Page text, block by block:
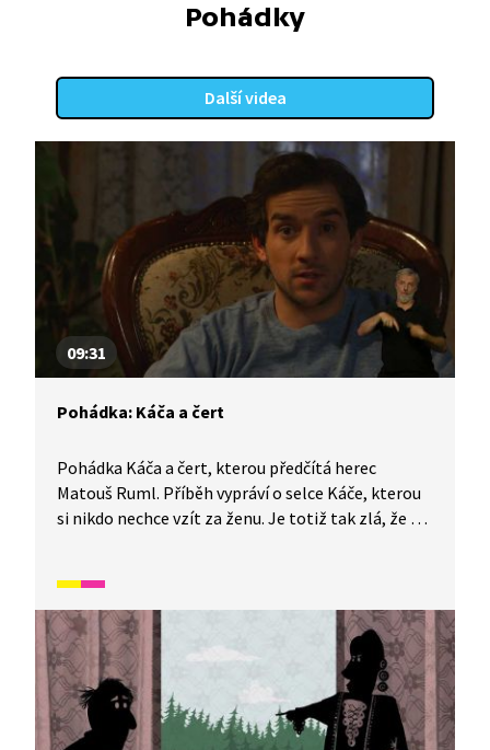
Pohádky
Další videa
09:31
Pohádka: Káča a čert
Pohádka Káča a čert, kterou předčítá herec
Matouš Ruml. Příběh vypráví o selce Káče, kterou
si nikdo nechce vzít za ženu. Je totiž tak zlá, že se